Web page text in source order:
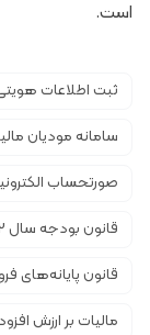
است.
ثبت اطلاعات
سامانه مودیان
صورتحساب
قانون بودجه سال 1402
قانون پایانه‌های
مالیات بر ارزش